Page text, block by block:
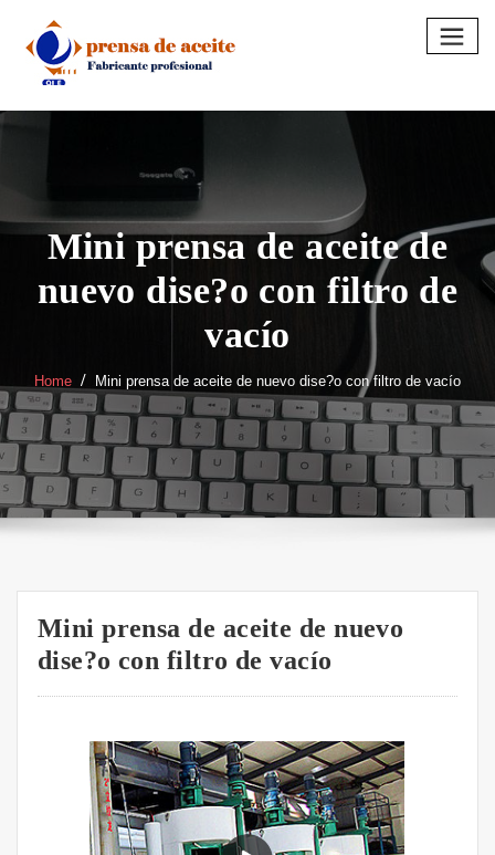
content
Mini prensa de aceite de
nuevo dise?o con filtro de
vacío
Home Mini prensa de aceite de nuevo dise?o con filtro de vacío
Mini prensa de aceite de nuevo
dise?o con filtro de vacío